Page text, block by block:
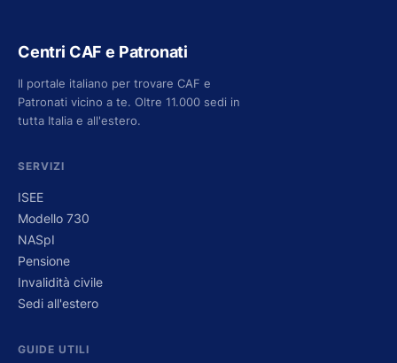
Centri CAF e Patronati
Il portale italiano per trovare CAF e
Patronati vicino a te. Oltre 11.000 sedi in
tutta Italia e all'estero.
SERVIZI
ISEE
Modello 730
NASpI
Pensione
Invalidità civile
Sedi all'estero
GUIDE UTILI